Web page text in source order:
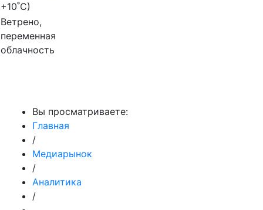
+10˚C)
Ветрено,
переменная
облачность
Вы просматриваете:
Главная
/
Медиарынок
/
Аналитика
/